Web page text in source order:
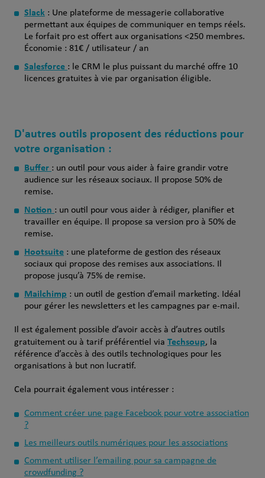
Slack: Une plateforme de messagerie collaborative
permettant aux équipes de communiquer en temps réels.
Le forfait pro est offert aux organisations <250 membres.
Économie : 81€ / utilisateur / an
Salesforce : le CRM le plus puissant du marché offre 10
licences gratuites à vie par organisation éligible.
D'autres outils proposent des réductions pour
votre organisation :
Buffer : un outil pour vous aider à faire grandir votre
audience sur les réseaux sociaux. Il propose 50% de
remise.
Notion : un outil pour vous aider à rédiger, planifier et
travailler en équipe. Il propose sa version pro à 50% de
remise.
Hootsuite: une plateforme de gestion des réseaux
sociaux qui propose des remises aux associations. Il
propose jusqu’à 75% de remise.
Mailchimp : un outil de gestion d’email marketing. Idéal
pour gérer les newsletters et les campagnes par e-mail.
Il est également possible d’avoir accès à d’autres outils
gratuitement ou à tarif préférentiel via Techsoup, la
référence d’accès à des outils technologiques pour les
organisations à but non lucratif.
Cela pourrait également vous intéresser :
Comment créer une page Facebook pour votre association
?
Les meilleurs outils numériques pour les associations
Comment utiliser l’emailing pour sa campagne de
crowdfunding ?